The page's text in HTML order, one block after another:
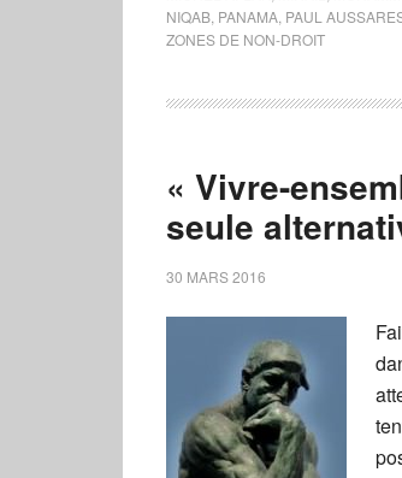
NIQAB PANAMA PAUL
ZONES DE NON-DROIT
« Vivre-
seule
30 MARS 2016